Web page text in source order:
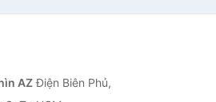
AZĐiện Biên Phủ,